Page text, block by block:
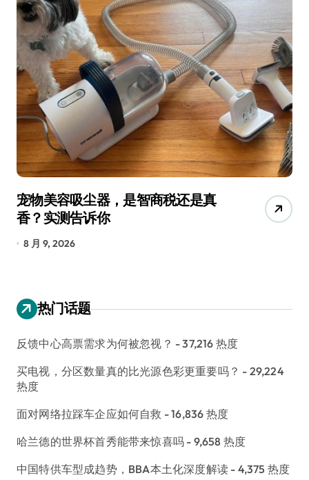
宠物美容吸尘器，是智商税还是真
香？实测告诉你
8 月 9, 2026
热门话题
反馈中心高票需求为何被忽视？ - 37,216 热度
买电视，分区数量真的比光源色彩更重要吗？ - 29,224
热度
面对网络拉踩车企应如何自救 - 16,836 热度
哈兰德的世界杯首秀能带来惊喜吗 - 9,658 热度
中国特供车型成趋势，BBA本土化深度解读 - 4,375 热度